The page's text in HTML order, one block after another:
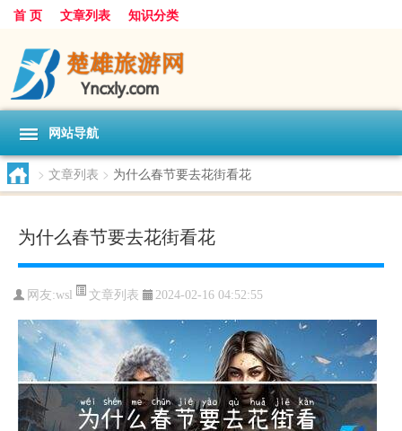
首 页 文章列表 知识分类
网站导航
> 文章列表 > 为什么春节要去花街看花
为什么春节要去花街看花
网友:wsl 文章列表 2024-02-16 04:52:55